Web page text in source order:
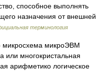
способное выполнять
назначения от внешней
терминология
микроЭВМ
или многокристальная
арифметико логическое